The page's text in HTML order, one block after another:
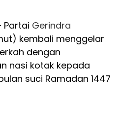
Partai Gerindra
kembali menggelar
dengan
nasi kotak kepada
suci Ramadan 1447